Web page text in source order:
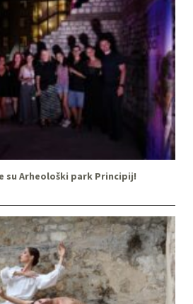
su Arheološki park Principij!